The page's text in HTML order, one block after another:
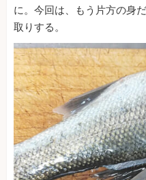
に。今回は、もう片方の身
取りする。